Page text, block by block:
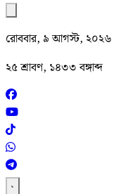
রোববার, ৯ আগস্ট, ২০২৬
২৫ শ্রাবণ, ১৪৩৩ বঙ্গাব্দ